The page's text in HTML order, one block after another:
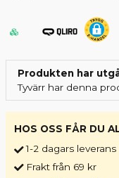
Produkten har
Tyvärr har denna
HOS OSS FÅR DU
1-2 dagars leverans
Frakt från 69 kr